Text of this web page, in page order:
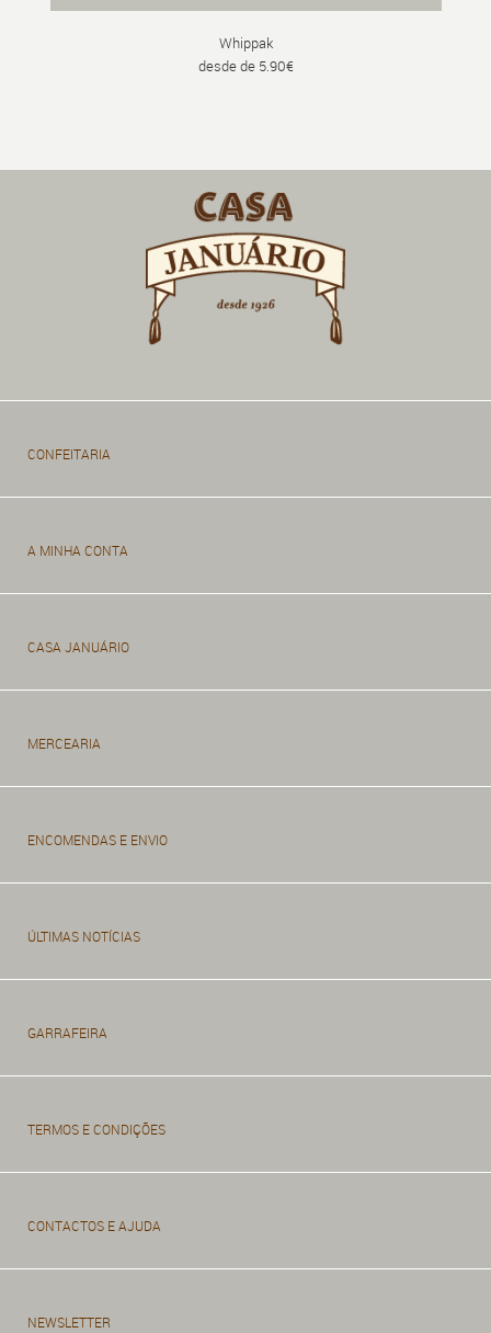
Whippak
desde de 5.90€
CONFEITARIA
A MINHA CONTA
CASA JANUÁRIO
MERCEARIA
ENCOMENDAS E ENVIO
ÚLTIMAS NOTÍCIAS
GARRAFEIRA
TERMOS E CONDIÇÕES
CONTACTOS E AJUDA
NEWSLETTER